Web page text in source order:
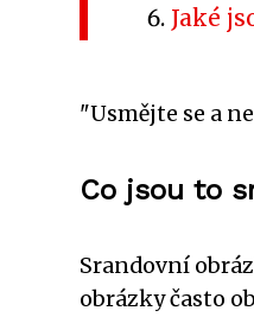
Jaké
"Usmějte se a
Co jsou to
Srandovní
obrázky často